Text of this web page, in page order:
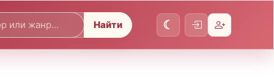
Найти